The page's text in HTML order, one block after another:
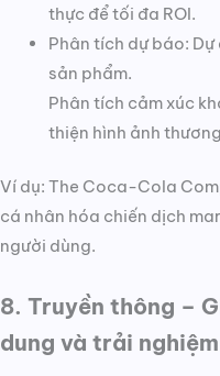
thực để tối đa ROI.
Phân tích dự báo:
sản phẩm.
Phân tích cảm xúc
thiện hình ảnh
Ví dụ: The Coca-Cola
cá nhân hóa chiến dịch
người dùng.
8. Truyền thông –
dung và trải nghiệm